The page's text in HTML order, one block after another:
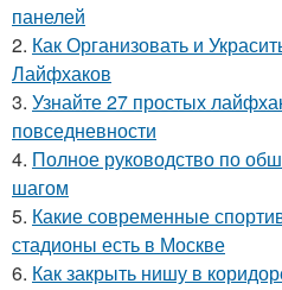
панелей
2. Как Организовать и
Лайфхаков
3. Узнайте 27 простых
повседневности
4. Полное руководство по
шагом
5. Какие современные
стадионы есть в Москве
6. Как закрыть нишу в